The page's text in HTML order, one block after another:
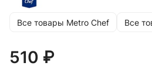
Все товары Metro Chef Все
510 ₽